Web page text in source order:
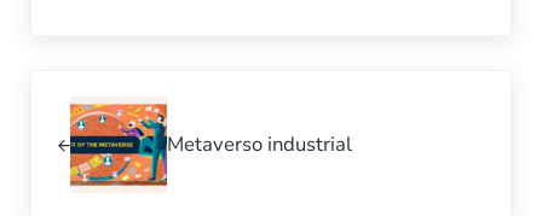
Metaverso industrial